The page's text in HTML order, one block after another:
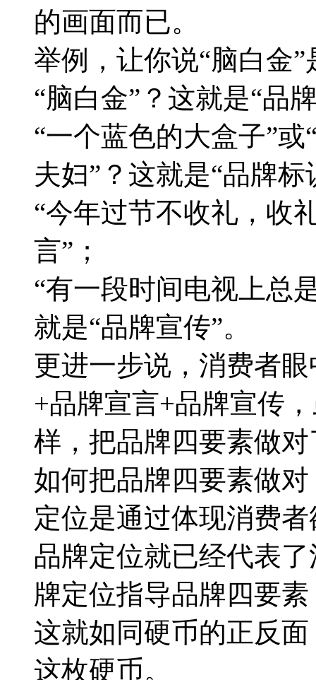
的画面而已。
举例，让你说“脑白金
“脑白金”？这就是“品
“一个蓝色的大盒子”
夫妇”？这就是“品牌标
“今年过节不收礼，收
言”；
“有一段时间电视上总
就是“品牌宣传”。
更进一步说，消费者
+品牌宣言+品牌宣传
样，把品牌四要素做
如何把品牌四要素做
定位是通过体现消费
品牌定位就已经代表
牌定位指导品牌四要
这就如同硬币的正反
这枚硬币。